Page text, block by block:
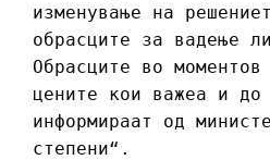
изменување на
обрасците за вадење
Обрасците во
цените кои важеа и до
информираат од
степени“.